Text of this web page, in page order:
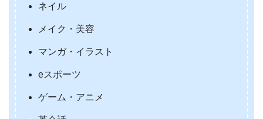
ネイル
メイク・美容
マンガ・イラスト
eスポーツ
ゲーム・アニメ